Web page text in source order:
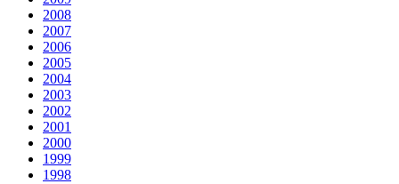
2008
2007
2006
2005
2004
2003
2002
2001
2000
1999
1998